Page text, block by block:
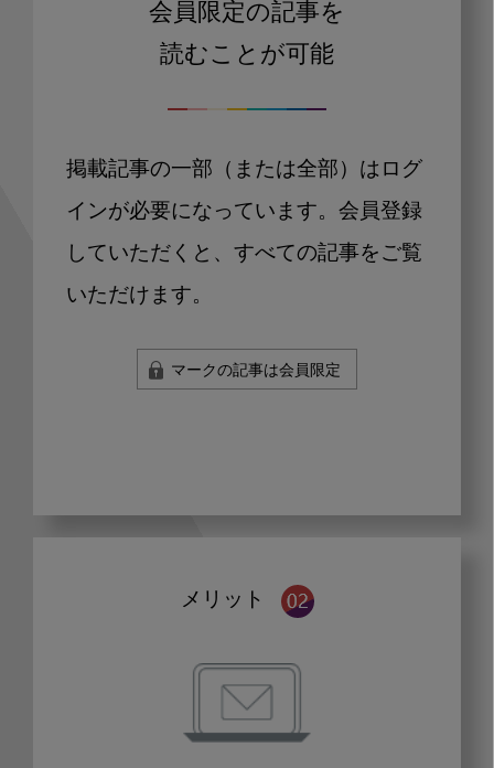
会員限定の記事を
読むことが可能
掲載記事の一部（または全部）はログ
インが必要になっています。会員登録
していただくと、すべての記事をご覧
いただけます。
マークの記事は会員限定
メリット